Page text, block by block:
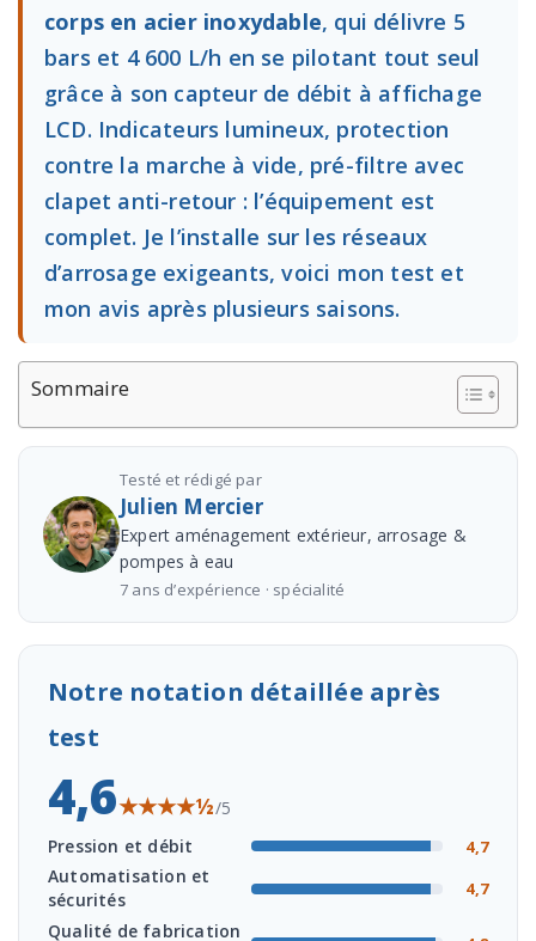
corps en acier inoxydable, qui délivre 5
bars et 4 600 L/h en se pilotant tout seul
grâce à son capteur de débit à affichage
LCD. Indicateurs lumineux, protection
contre la marche à vide, pré-filtre avec
clapet anti-retour : l’équipement est
complet. Je l’installe sur les réseaux
d’arrosage exigeants, voici mon test et
mon avis après plusieurs saisons.
Sommaire
Testé et rédigé par
Julien Mercier
Expert aménagement extérieur, arrosage &
pompes à eau
7 ans d’expérience · spécialité
Notre notation détaillée après
test
4,6★★★★½/5
Pression et débit
4,7
Automatisation et
sécurités
4,7
Qualité de fabrication